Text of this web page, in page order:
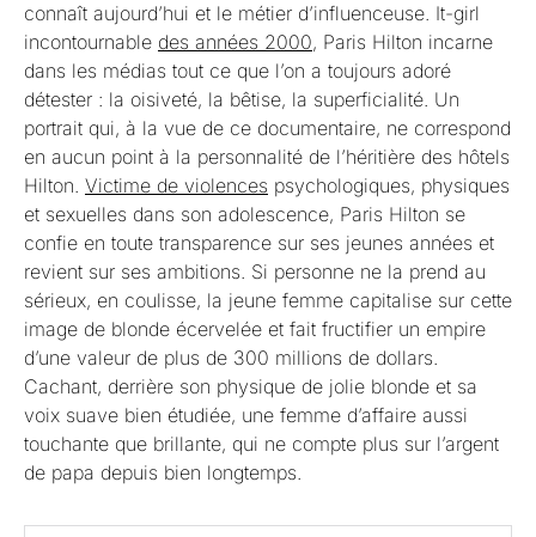
connaît aujourd’hui et le métier d’influenceuse. It-girl
incontournable des années 2000, Paris Hilton incarne
dans les médias tout ce que l’on a toujours adoré
détester : la oisiveté, la bêtise, la superficialité. Un
portrait qui, à la vue de ce documentaire, ne correspond
en aucun point à la personnalité de l’héritière des hôtels
Hilton. Victime de violences psychologiques, physiques
et sexuelles dans son adolescence, Paris Hilton se
confie en toute transparence sur ses jeunes années et
revient sur ses ambitions. Si personne ne la prend au
sérieux, en coulisse, la jeune femme capitalise sur cette
image de blonde écervelée et fait fructifier un empire
d’une valeur de plus de 300 millions de dollars.
Cachant, derrière son physique de jolie blonde et sa
voix suave bien étudiée, une femme d’affaire aussi
touchante que brillante, qui ne compte plus sur l’argent
de papa depuis bien longtemps.